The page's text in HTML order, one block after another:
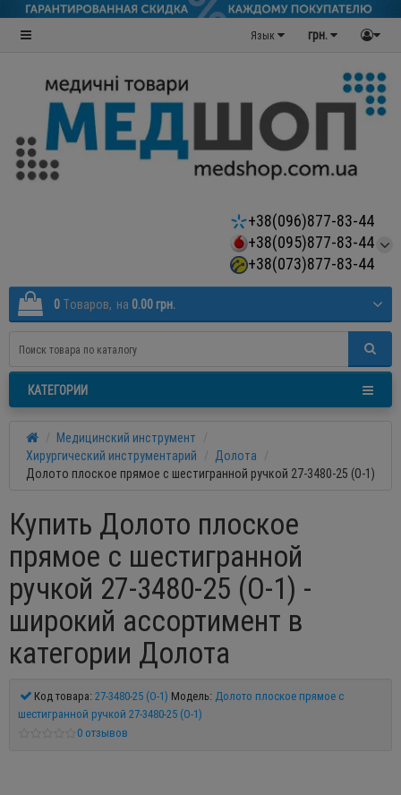
грн.
Язык
+38(096)877-83-44
+38(095)877-83-44
+38(073)877-83-44
0 Tоваров, на 0.00 грн.
КАТЕГОРИИ
Медицинский инструмент
Хирургический инструментарий
Долота
Долото плоское прямое с шестигранной ручкой 27-3480-25 (О-1)
Купить Долото плоское
прямое с шестигранной
ручкой 27-3480-25 (О-1) -
широкий ассортимент в
категории Долота
Код товара: 27-3480-25 (О-1) Модель: Долото плоское прямое с
шестигранной ручкой 27-3480-25 (О-1)
0 отзывов